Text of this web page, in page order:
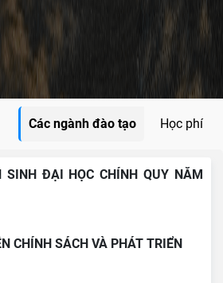
Các ngành đào tạo Học phí
SINH ĐẠI HỌC CHÍNH QUY NĂM
CHÍNH SÁCH VÀ PHÁT TRIỂN